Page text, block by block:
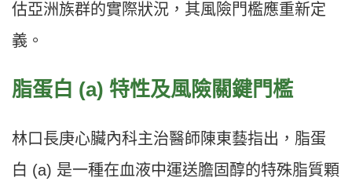
估亞洲族群的實際狀況，其風險門檻應重新定
義。
脂蛋白 (a) 特性及風險關鍵門檻
林口長庚心臟內科主治醫師陳東藝指出，脂蛋
白 (a) 是一種在血液中運送膽固醇的特殊脂質顆